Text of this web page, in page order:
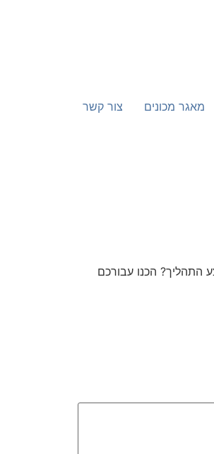
מאגר מכונים צור קשר
התהליך? הכנו עבורכם